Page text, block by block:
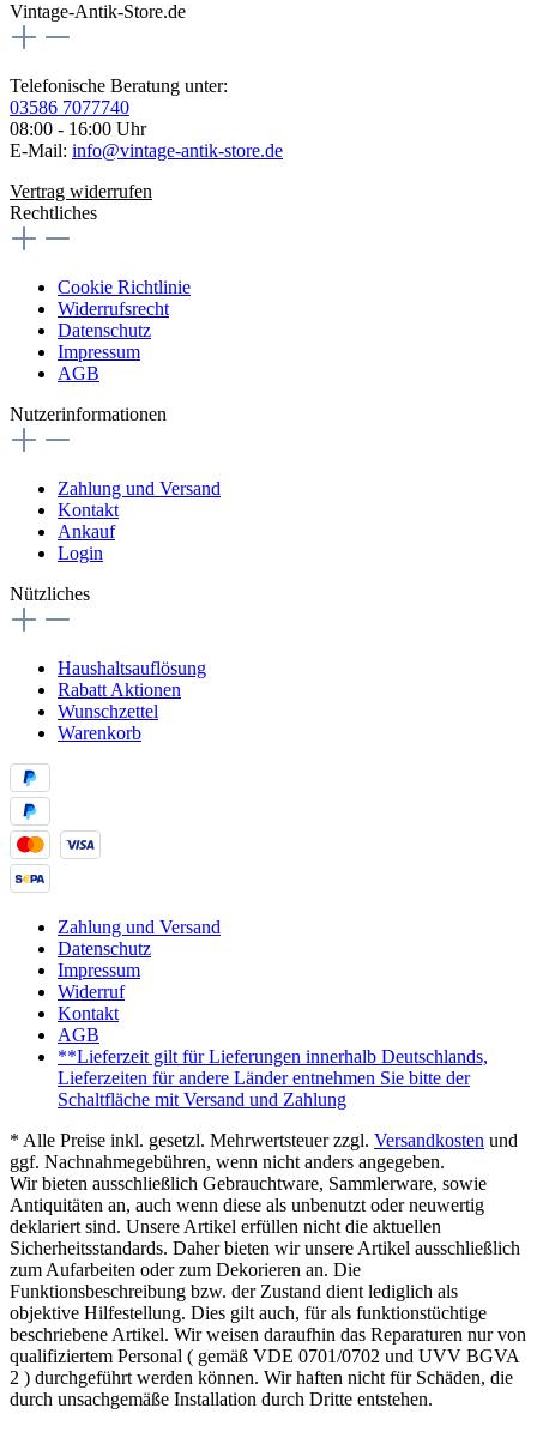
Vintage-Antik-Store.de
Telefonische Beratung unter:
03586 7077740
08:00 - 16:00 Uhr
E-Mail: info@vintage-antik-store.de
Vertrag widerrufen
Rechtliches
Cookie Richtlinie
Widerrufsrecht
Datenschutz
Impressum
AGB
Nutzerinformationen
Zahlung und Versand
Kontakt
Ankauf
Login
Nützliches
Haushaltsauflösung
Rabatt Aktionen
Wunschzettel
Warenkorb
Zahlung und Versand
Datenschutz
Impressum
Widerruf
Kontakt
AGB
**Lieferzeit gilt für Lieferungen innerhalb Deutschlands,
Lieferzeiten für andere Länder entnehmen Sie bitte der
Schaltfläche mit Versand und Zahlung
* Alle Preise inkl. gesetzl. Mehrwertsteuer zzgl. Versandkosten und
ggf. Nachnahmegebühren, wenn nicht anders angegeben.
Wir bieten ausschließlich Gebrauchtware, Sammlerware, sowie
Antiquitäten an, auch wenn diese als unbenutzt oder neuwertig
deklariert sind. Unsere Artikel erfüllen nicht die aktuellen
Sicherheitsstandards. Daher bieten wir unsere Artikel ausschließlich
zum Aufarbeiten oder zum Dekorieren an. Die
Funktionsbeschreibung bzw. der Zustand dient lediglich als
objektive Hilfestellung. Dies gilt auch, für als funktionstüchtige
beschriebene Artikel. Wir weisen daraufhin das Reparaturen nur von
qualifiziertem Personal ( gemäß VDE 0701/0702 und UVV BGVA
2 ) durchgeführt werden können. Wir haften nicht für Schäden, die
durch unsachgemäße Installation durch Dritte entstehen.